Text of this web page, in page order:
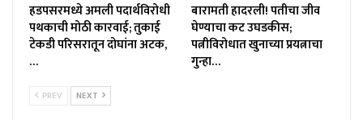
हडपसरमध्ये अमली पदार्थविरोधी
पथकाची मोठी कारवाई; तुकाई
टेकडी परिसरातून दोघांना अटक,
…
बारामती हादरली! पतीचा जीव
घेण्याचा कट उघडकीस;
पत्नीविरोधात खुनाच्या प्रयत्नाचा
गुन्हा…
PREV NEXT